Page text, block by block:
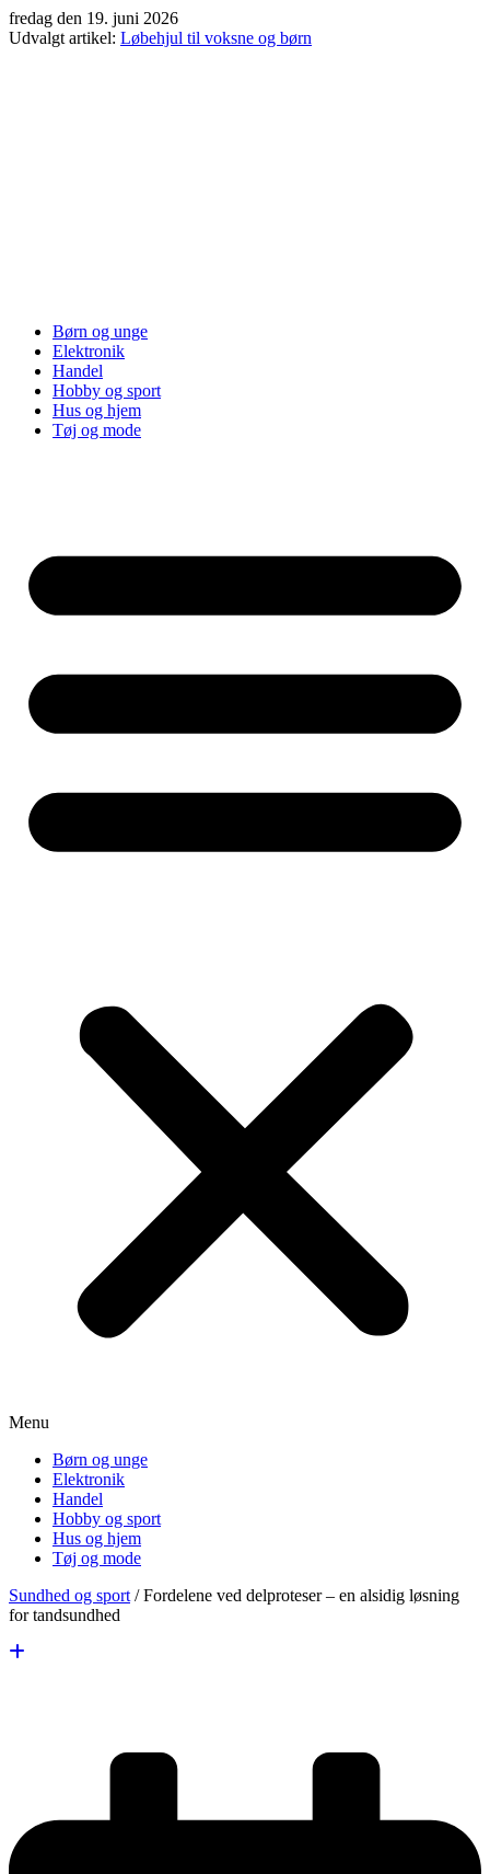
Videre
til
fredag den 19. juni 2026
Udvalgt artikel: Løbehjul til voksne og børn
Børn og unge
Elektronik
Handel
Hobby og sport
Hus og hjem
Tøj og mode
Menu
Børn og unge
Elektronik
Handel
Hobby og sport
Hus og hjem
Tøj og mode
Sundhed og sport /Fordelene ved delproteser – en alsidig løsning
for tandsundhed